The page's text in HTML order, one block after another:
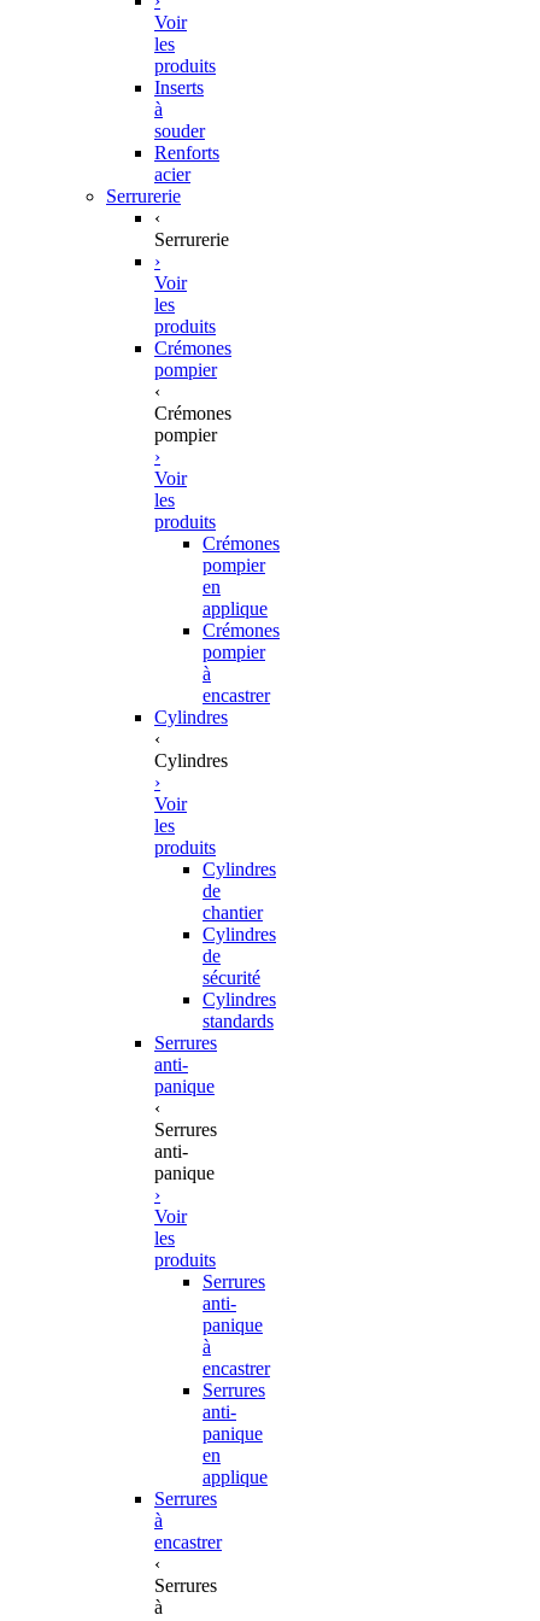
Voir
les
produits
Inserts
à
souder
Renforts
acier
Serrurerie
‹
Serrurerie
›
Voir
les
produits
Crémones
pompier
‹
Crémones
pompier
›
Voir
les
produits
Crémones
pompier
en
applique
Crémones
pompier
à
encastrer
Cylindres
‹
Cylindres
›
Voir
les
produits
Cylindres
de
chantier
Cylindres
de
sécurité
Cylindres
standards
Serrures
anti-
panique
‹
Serrures
anti-
panique
›
Voir
les
produits
Serrures
anti-
panique
à
encastrer
Serrures
anti-
panique
en
applique
Serrures
à
encastrer
‹
Serrures
à